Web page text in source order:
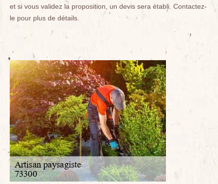
et si vous validez la proposition, un devis sera établi. Contactez-
le pour plus de détails.